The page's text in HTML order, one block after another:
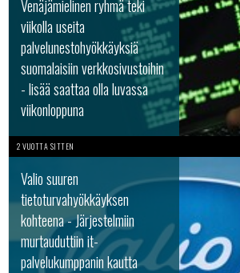
Venäjämielinen ryhmä teki
viikolla useita
palvelunestohyökkäyksiä
suomalaisiin verkkosivustoihin
- lisää saattaa olla luvassa
viikonloppuna
2 VUOTTA SITTEN
Valio suuren
tietoturvahyökkäyksen
kohteena - Järjestelmiin
murtauduttiin it-
palvelukumppanin kautta